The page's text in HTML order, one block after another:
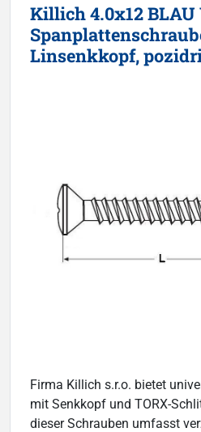
Killich 4.0x12 BLAU
Linsenkkopf,
Firma Killich s.r.o. bietet
mit Senkkopf und TORX-
dieser Schrauben umfasst